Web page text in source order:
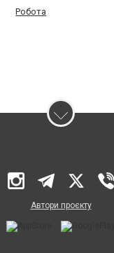
Робота
Автори проєкту